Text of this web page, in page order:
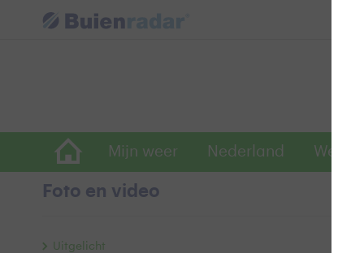
Mijn weer Nederland
Foto en video
Uitgelicht